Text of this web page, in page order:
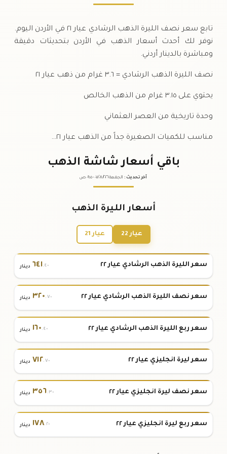
تابع سعر نصف الليرة الذهب الرشادي عيار ٢١ في الأردن اليوم.
نوفر لك أحدث أسعار الذهب في الأردن بتحديثات دقيقة
ومباشرة بالدينار أردني.
نصف الليرة الذهب الرشادي = ٣.٦ غرام من ذهب عيار ٢١
يحتوي على ٣.١٥ غرام من الذهب الخالص
وحدة تاريخية من العصر العثماني
مناسب للكميات الصغيرة جداً من الذهب عيار ٢١…
باقي أسعار شاشة الذهب
آخر تحديث : الجمعة ٠٧ /٠٨/٢٠٢٦ - ٠٩:٠٥ ص
أسعار الليرة الذهب
عيار 22 عيار 21
سعر الليرة الذهب الرشادي عيار ٢٢ ٦٤١.٤٠ دينار
سعر نصف الليرة الذهب الرشادي عيار ٢٢ ٣٢٠.٧٠ دينار
سعر ربع الليرة الذهب الرشادي عيار ٢٢ ١٦٠.٤٠ دينار
سعر ليرة انجليزي عيار ٢٢ ٧١٢.٧٠ دينار
سعر نصف ليرة انجليزي عيار ٢٢ ٣٥٦.٣٠ دينار
سعر ربع ليرة انجليزي عيار ٢٢ ١٧٨.٢٠ دينار